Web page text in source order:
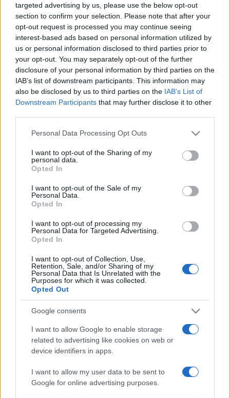
targeted advertising by us, please use the below opt-out
section to confirm your selection. Please note that after your
opt-out request is processed you may continue seeing
interest-based ads based on personal information utilized by
us or personal information disclosed to third parties prior to
your opt-out. You may separately opt-out of the further
disclosure of your personal information by third parties on the
IAB’s list of downstream participants. This information may
also be disclosed by us to third parties on the IAB’s List of
Downstream Participants that may further disclose it to other
Please note that this website/app uses one or more Google
not limited to your visit or usage behaviour. You may click to
grant or deny consent to Google and its third-party tags to
use your data for below specified purposes in below Google
consent section.
Personal Data Processing Opt Outs
I want to opt-out of the Sharing of my
personal data.
Opted In
I want to opt-out of the Sale of my
Personal Data.
Opted In
I want to opt-out of processing my
Personal Data for Targeted Advertising.
Opted In
I want to opt-out of Collection, Use,
Retention, Sale, and/or Sharing of my
Personal Data that Is Unrelated with the
Purposes for which it was collected.
Opted Out
Google consents
I want to allow Google to enable storage
related to advertising like cookies on web or
device identifiers in apps.
I want to allow my user data to be sent to
Google for online advertising purposes.
19 ZDJĘĆ
NOWOŚCI I PREMIERY
Volvo XC40 2022 po
liftingu zyskuje twarz z
modelu C40
Maciej Kuchno
29
ZDJĘĆ
Volvo XC40 jest
świetnym
samochodem, ale czy
na pewno w wersji
hybrydowej? – TEST,
OPINIA
37 ZDJĘĆ
PIERWSZE JAZDY
Volvo XC40 T5 AWD R-
Design | PIERWSZA
JAZDA
Mikołaj Adamczuk
NOWOŚCI I PREMIERY
Polska premiera Volvo
Maciej Kuchno
24
ZDJĘĆ
2018 Volvo XC40
oficjalnie [informacje,
dane techniczne,
Marcin Napieraj
Produkcyjne Volvo
XC40 zadebiutuje w
Krzysztof Grabek